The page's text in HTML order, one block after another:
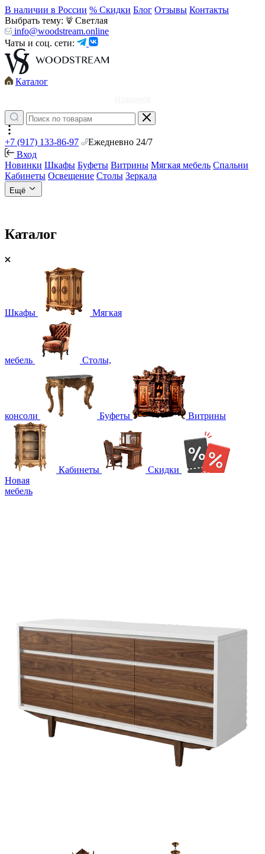
В наличии в России % Скидки Блог Отзывы Контакты
Выбрать тему:
Светлая
info@woodstream.online
Чаты и соц. сети:
Каталог
+7 (917) 133-86-97
Ежедневно 24/7
Вход
Новинки Шкафы Буфеты Витрины Мягкая мебель Спальни
Кабинеты Освещение Столы Зеркала
Ещё
Каталог
Шкафы Мягкая
мебель Столы,
консоли Буфеты Витрины
Кабинеты
Скидки
Новая
мебель